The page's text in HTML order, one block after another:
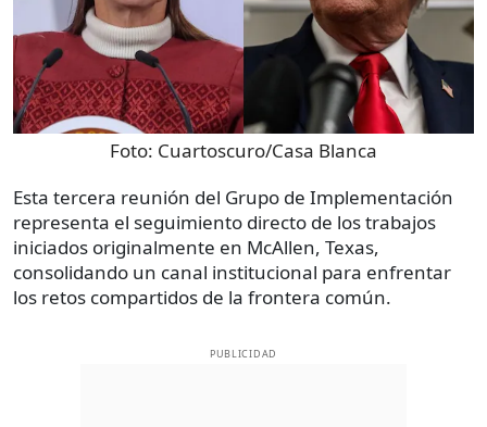
Foto: Cuartoscuro/Casa Blanca
Esta tercera reunión del Grupo de Implementación
representa el seguimiento directo de los trabajos
iniciados originalmente en McAllen, Texas,
consolidando un canal institucional para enfrentar
los retos compartidos de la frontera común.
PUBLICIDAD